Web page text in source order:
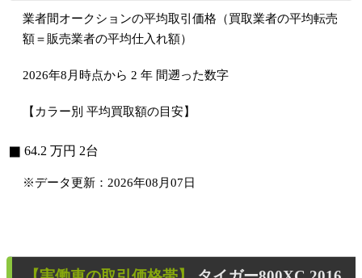
業者間オークションの平均取引価格（買取業者の平均転売
額＝販売業者の平均仕入れ額）
2026年8月時点から 2 年 間遡った数字
【カラー別 平均買取額の目安】
■ 64.2 万円 2台
※データ更新：2026年08月07日